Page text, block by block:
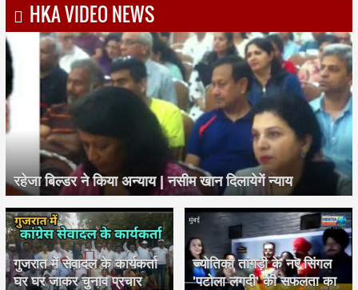
HKA VIDEO NEWS
रहेजा बिल्डर ने किया अन्याय | नसीम खान दिलायेगें न्याय
गुजरात में सेवादल के कार्यकर्ता
घर घर जाकर चुनाव प्रचार
ज्योतिका तांगड़ी के नए सिंगल
'पटोला लगदी' की सफलता का